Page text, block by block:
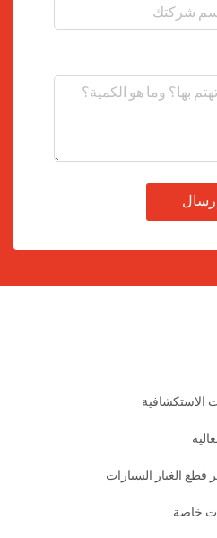
الاستكشافية
قطع الغيار السيارات
خاصة